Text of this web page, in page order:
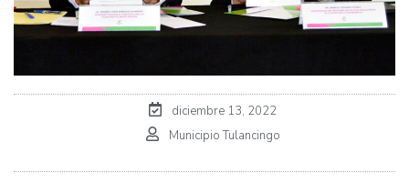
diciembre 13, 2022
Municipio Tulancingo